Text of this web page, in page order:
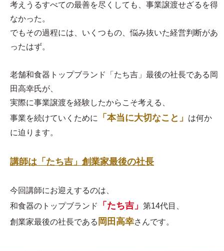
考えうるすべての最善を尽くしても、事業譲渡せざるを得
なかった。
でもその過程には、いくつもの、悩み抜いた経営判断があ
ったはず。
老舗和食器トップブランド「たち吉」最後の社長である岡
田高幸氏が、
実際に事業譲渡を経験したからこそ考える、
事業を続けていくために
「本当に大切なこと」
は何か
に迫ります。
講師は「たち吉」創業家最後の社長
今回講師にお迎えするのは、
和食器のトップブランド
「たち吉」 第14代目、
創業家最後の社長である 岡田高幸さんです。